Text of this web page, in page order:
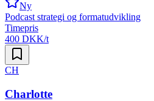
Ny
Podcast strategi og formatudvikling
Timepris
400 DKK/t
CH
Charlotte